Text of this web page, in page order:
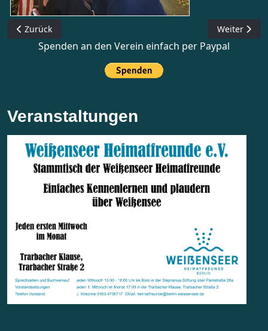
Vorheriger Beitrag: SozialKulturMarkt 2026
Zurück Nächster
Weiter
Spenden an den Verein einfach per Paypal
Veranstaltungen